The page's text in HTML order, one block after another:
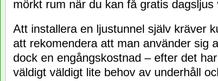
mörkt rum när du kan få gratis dagsljus
Att installera en ljustunnel själv kräver
att rekomendera att man använder sig
dock en engångskostnad – efter det
väldigt väldigt lite behov av underhåll